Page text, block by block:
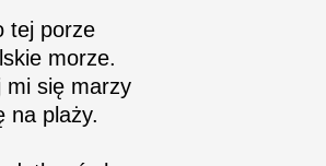
tej porze
morze.
mi się marzy
na plaży.